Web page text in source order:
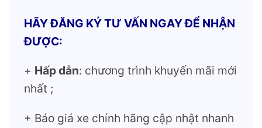
HÃY ĐĂNG KÝ TƯ VẤN NGAY ĐỂ NHẬN
ĐƯỢC:
+ Hấp dẫn: chương trình khuyến mãi mới
nhất ;
+ Báo giá xe chính hãng cập nhật nhanh